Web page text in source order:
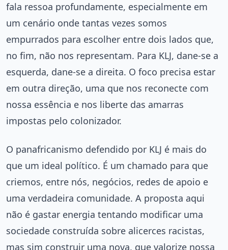
fala ressoa profundamente, especialmente em
um cenário onde tantas vezes somos
empurrados para escolher entre dois lados que,
no fim, não nos representam. Para KLJ, dane-se a
esquerda, dane-se a direita. O foco precisa estar
em outra direção, uma que nos reconecte com
nossa essência e nos liberte das amarras
impostas pelo colonizador.
O panafricanismo defendido por KLJ é mais do
que um ideal político. É um chamado para que
criemos, entre nós, negócios, redes de apoio e
uma verdadeira comunidade. A proposta aqui
não é gastar energia tentando modificar uma
sociedade construída sobre alicerces racistas,
mas sim construir uma nova, que valorize nossa